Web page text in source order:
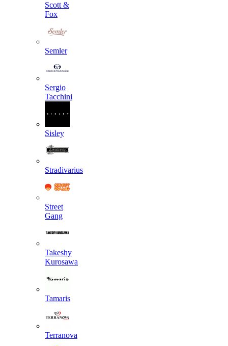
Scott &
Fox
Semler
Sergio
Tacchini
Sisley
Stradivarius
Street
Gang
Takeshy
Kurosawa
Tamaris
Terranova